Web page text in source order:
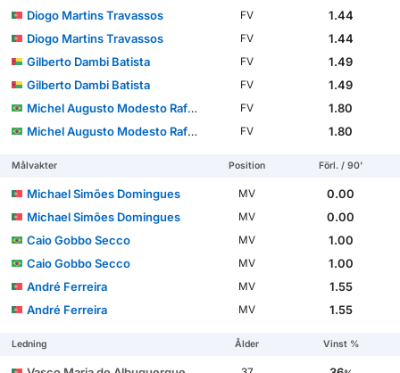
Diogo Martins Travassos
FV
1.44
Diogo Martins Travassos
FV
1.44
Gilberto Dambi Batista
FV
1.49
Gilberto Dambi Batista
FV
1.49
Michel Augusto Modesto Rafael dos Santos
FV
1.80
Michel Augusto Modesto Rafael dos Santos
FV 1.80
Målvakter Position Förl. / 90'
Michael Simões Domingues MV
0.00
Michael Simões Domingues
MV
0.00
Caio Gobbo Secco
MV
1.00
Caio Gobbo Secco
MV
1.00
André Ferreira
MV
1.55
André Ferreira
MV 1.55
Ledning Ålder Vinst %